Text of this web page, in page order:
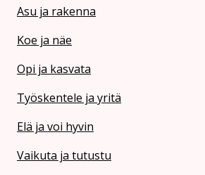
Asu ja rakenna
Koe ja näe
Opi ja kasvata
Työskentele ja yritä
Elä ja voi hyvin
Vaikuta ja tutustu